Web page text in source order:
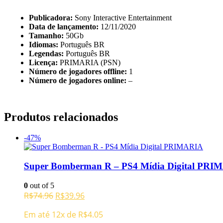
Publicadora: Sony Interactive Entertainment
Data de lançamento: 12/11/2020
Tamanho: 50Gb
Idiomas: Português BR
Legendas: Português BR
Licença: PRIMARIA (PSN)
Número de jogadores offline: 1
Número de jogadores online: –
Produtos relacionados
-47%
Super Bomberman R – PS4 Mídia Digital
0 out of 5
R$74.96 O
original
R$39.96O
atual
Em até 12x de R$4.05